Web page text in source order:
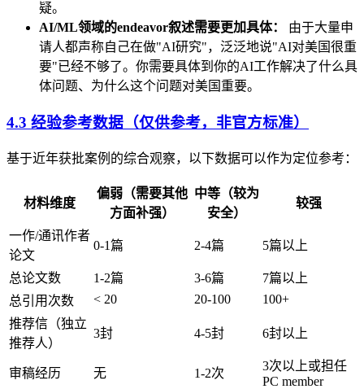
疑。
AI/ML领域的endeavor叙述需要更加具体：
由于大量申
请人都声称自己在做"AI研究"，泛泛地说"AI对美国很重
要"已经不够了。你需要具体到你的AI工作解决了什么具
体问题、为什么这个问题对美国重要。
4.3 经验参考数据（仅供参考，非官方标准）
基于近年获批案例的综合观察，以下数据可以作为定位参考：
材料维度
偏弱（需要其他
方面补强）
中等（较为
安全）
较强
一作/通讯作者
论文
0-1篇 2-4篇 5篇以上
总论文数 1-2篇 3-6篇
7篇以上
总引用次数
< 20 20-100
100+
推荐信（独立
推荐人）
3封 4-5封 6封以上
审稿经历 无 1-2次
3次以上或担任
PC member